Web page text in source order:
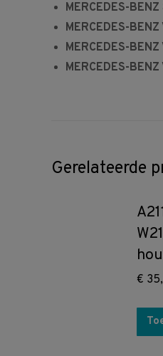
MERCEDES-
MERCEDES-
MERCEDES-
MERCEDES-
Gerelateerde
€